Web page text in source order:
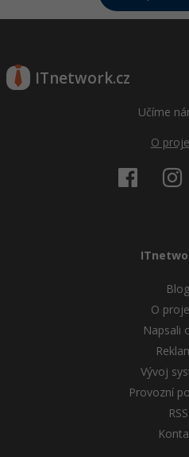
ITnetwork.cz
Učíme
O
Blog
O
Napsali
Vývoj
Provozní
RSS